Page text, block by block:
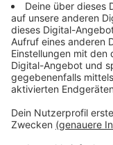
September. In
um 11 Uhr die vier
die für
Anzeige